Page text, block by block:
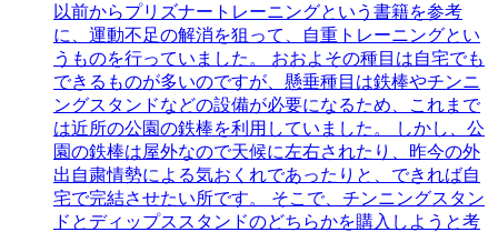
以前からプリズナートレーニングという書籍を参考
に、運動不足の解消を狙って、自重トレーニングとい
うものを行っていました。 おおよその種目は自宅でも
できるものが多いのですが、懸垂種目は鉄棒やチンニ
ングスタンドなどの設備が必要になるため、これまで
は近所の公園の鉄棒を利用していました。 しかし、公
園の鉄棒は屋外なので天候に左右されたり、昨今の外
出自粛情勢による気おくれであったりと、できれば自
宅で完結させたい所です。 そこで、チンニングスタン
ドとディップススタンドのどちらかを購入しようと考